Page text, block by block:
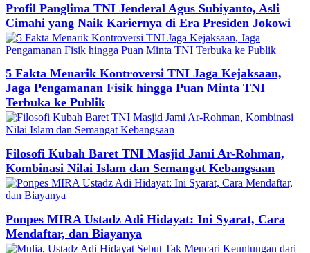
Profil Panglima TNI Jenderal Agus Subiyanto, Asli
Cimahi yang Naik Kariernya di Era Presiden Jokowi
5 Fakta Menarik Kontroversi TNI Jaga Kejaksaan,
Jaga Pengamanan Fisik hingga Puan Minta TNI
Terbuka ke Publik
Filosofi Kubah Baret TNI Masjid Jami Ar-Rohman,
Kombinasi Nilai Islam dan Semangat Kebangsaan
Ponpes MIRA Ustadz Adi Hidayat: Ini Syarat, Cara
Mendaftar, dan Biayanya